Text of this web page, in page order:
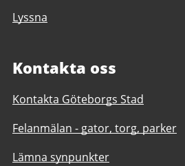
Lyssna
Kontakta oss
Kontakta Göteborgs Stad
Felanmälan - gator, torg, parker
Lämna synpunkter